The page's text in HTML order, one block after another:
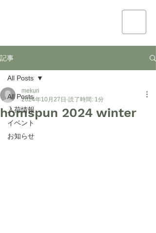
記事
All Posts
入荷情報
イベント
お知らせ
All Posts
homspun 2024 winter
mekuri
2024年10月27日 読了時間: 1分